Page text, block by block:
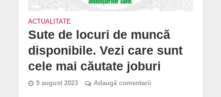
ACTUALITATE
Sute de locuri de muncă
disponibile. Vezi care sunt
cele mai căutate joburi
9 august 2023 Adaugă comentarii